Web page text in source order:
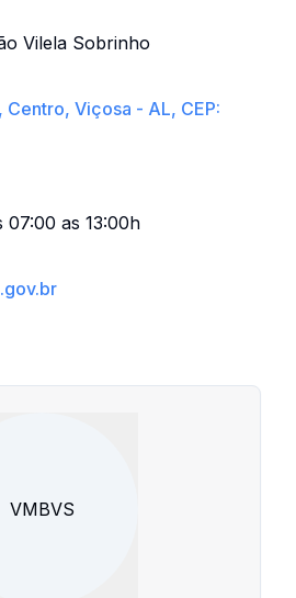
Vilela Sobrinho
Centro, Viçosa - AL, CEP:
07:00 as 13:00h
VMBVS